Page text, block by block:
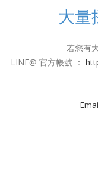
大量
若您有
LINE@ 官方帳號 ：